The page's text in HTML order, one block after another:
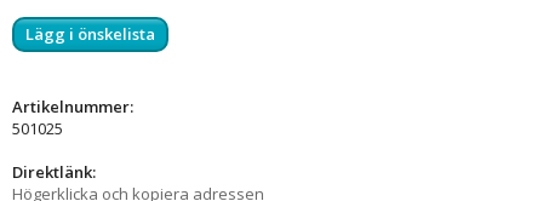
Lägg i önskelista
Artikelnummer:
501025
Direktlänk:
Högerklicka och kopiera adressen